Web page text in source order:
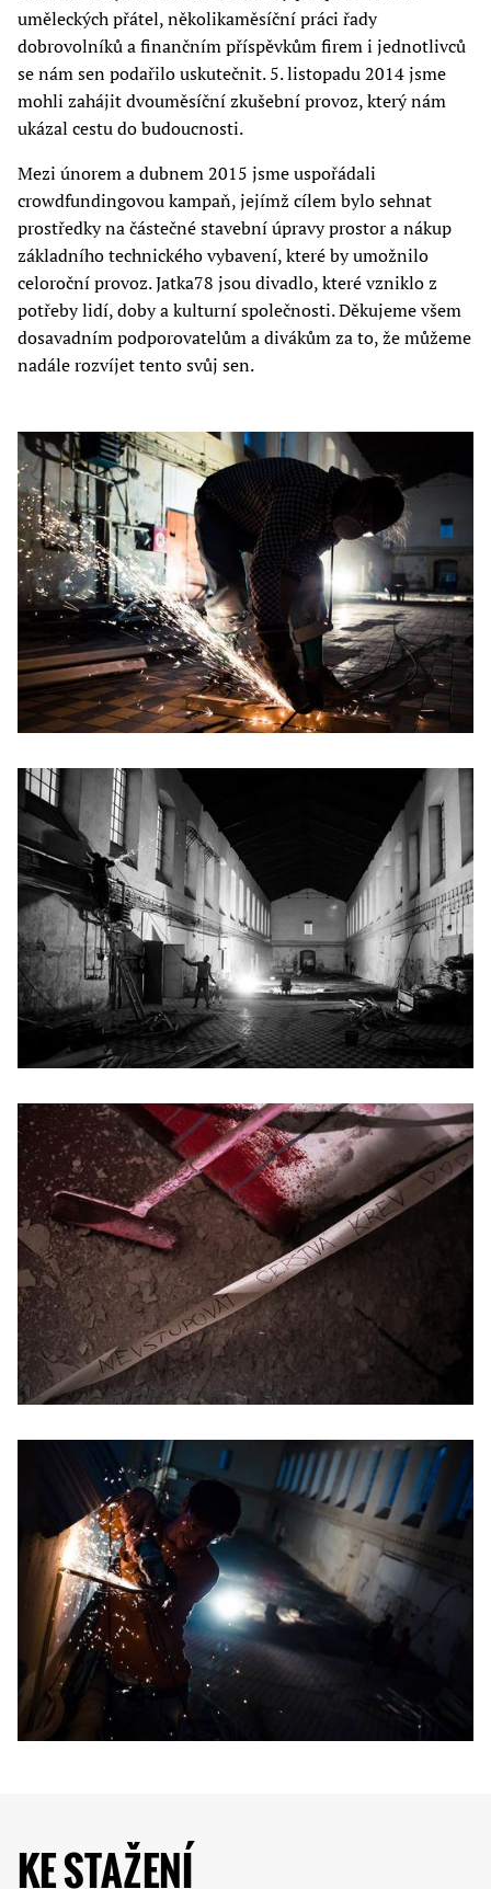
uměleckých přátel, několikaměsíční práci řady
dobrovolníků a finančním příspěvkům firem i jednotlivců
se nám sen podařilo uskutečnit. 5. listopadu 2014 jsme
mohli zahájit dvouměsíční zkušební provoz, který nám
ukázal cestu do budoucnosti.
Mezi únorem a dubnem 2015 jsme uspořádali
crowdfundingovou kampaň, jejímž cílem bylo sehnat
prostředky na částečné stavební úpravy prostor a nákup
základního technického vybavení, které by umožnilo
celoroční provoz. Jatka78 jsou divadlo, které vzniklo z
potřeby lidí, doby a kulturní společnosti. Děkujeme všem
dosavadním podporovatelům a divákům za to, že můžeme
nadále rozvíjet tento svůj sen.
KE STAŽENÍ